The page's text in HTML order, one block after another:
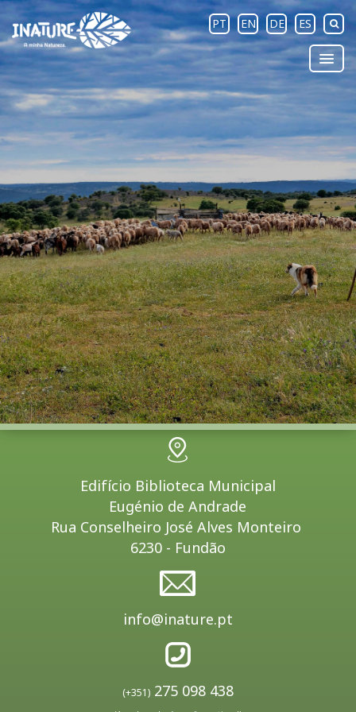
PT EN DE ES
Edifício Biblioteca Municipal
Eugénio de Andrade
Rua Conselheiro José Alves Monteiro
6230 - Fundão
info@inature.pt
(+351) 275 098 438